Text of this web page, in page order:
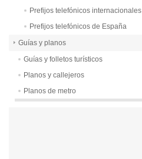
Prefijos telefónicos internacionales
Prefijos telefónicos de España
Guías y planos
Guías y folletos turísticos
Planos y callejeros
Planos de metro